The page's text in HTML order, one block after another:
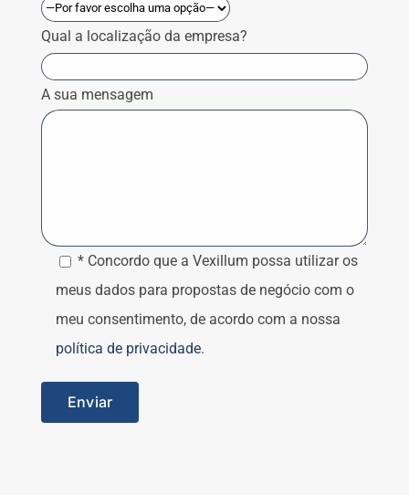
Qual a localização da empresa?
A sua mensagem
* Concordo que a Vexillum possa utilizar os
meus dados para propostas de negócio com o
meu consentimento, de acordo com a nossa
política de privacidade.